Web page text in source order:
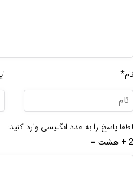
نام*
لطفا پاسخ را به عدد انگلیسی وارد کنید:
2 + هشت =